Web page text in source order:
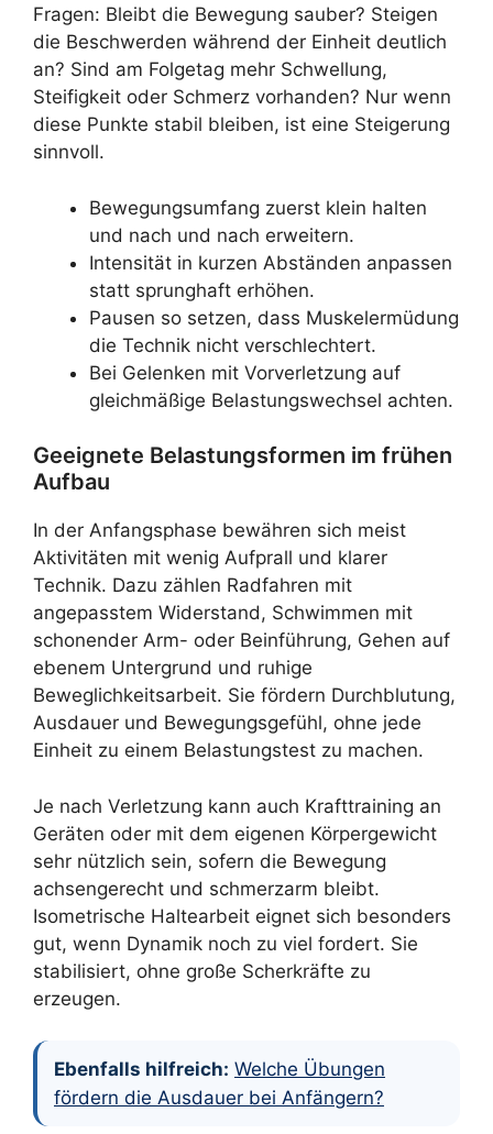
Fragen: Bleibt die Bewegung sauber? Steigen
die Beschwerden während der Einheit deutlich
an? Sind am Folgetag mehr Schwellung,
Steifigkeit oder Schmerz vorhanden? Nur wenn
diese Punkte stabil bleiben, ist eine Steigerung
sinnvoll.
Bewegungsumfang zuerst klein halten
und nach und nach erweitern.
Intensität in kurzen Abständen anpassen
statt sprunghaft erhöhen.
Pausen so setzen, dass Muskelermüdung
die Technik nicht verschlechtert.
Bei Gelenken mit Vorverletzung auf
gleichmäßige Belastungswechsel achten.
Geeignete Belastungsformen im frühen
Aufbau
In der Anfangsphase bewähren sich meist
Aktivitäten mit wenig Aufprall und klarer
Technik. Dazu zählen Radfahren mit
angepasstem Widerstand, Schwimmen mit
schonender Arm- oder Beinführung, Gehen auf
ebenem Untergrund und ruhige
Beweglichkeitsarbeit. Sie fördern Durchblutung,
Ausdauer und Bewegungsgefühl, ohne jede
Einheit zu einem Belastungstest zu machen.
Je nach Verletzung kann auch Krafttraining an
Geräten oder mit dem eigenen Körpergewicht
sehr nützlich sein, sofern die Bewegung
achsengerecht und schmerzarm bleibt.
Isometrische Haltearbeit eignet sich besonders
gut, wenn Dynamik noch zu viel fordert. Sie
stabilisiert, ohne große Scherkräfte zu
erzeugen.
Ebenfalls hilfreich: Welche Übungen
fördern die Ausdauer bei Anfängern?